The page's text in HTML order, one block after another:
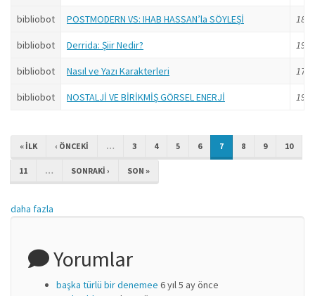
bibliobot POSTMODERN VS: IHAB HASSAN’la SÖYLEŞİ 18
bibliobot Derrida: Şiir Nedir? 19
bibliobot Nasıl ve Yazı Karakterleri 17
bibliobot NOSTALJİ VE BİRİKMİŞ GÖRSEL ENERJİ 19
« ILK ‹ ÖNCEKI … 3 4 5 6 7 8 9 10
11 … SONRAKI › SON »
daha fazla
Yorumlar
başka türlü bir denemee 6 yıl 5 ay önce